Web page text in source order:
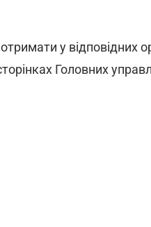
у
Головних